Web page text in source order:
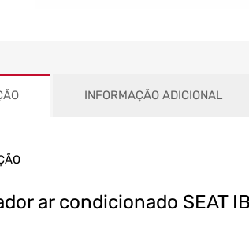
INFORMAÇÃO ADICIONAL
ar condicionado SEAT